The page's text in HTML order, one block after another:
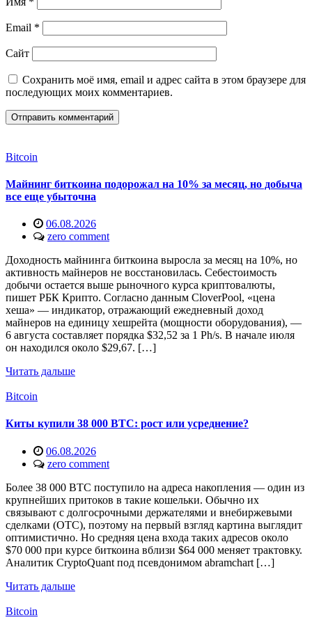
Email *
Сайт
Сохранить моё имя, email и адрес сайта в этом браузере для
последующих моих комментариев.
Bitcoin
Майнинг биткоина подорожал на 10% за месяц, но добыча
все еще убыточна
06.08.2026
zero comment
Доходность майнинга биткоина выросла за месяц на 10%, но
активность майнеров не восстановилась. Себестоимость
добычи остается выше рыночного курса криптовалюты,
пишет РБК Крипто. Согласно данным CloverPool, «цена
хеша» — индикатор, отражающий ежедневный доход
майнеров на единицу хешрейта (мощности оборудования), —
6 августа составляет порядка $32,52 за 1 Ph/s. В начале июля
он находился около $29,67. […]
Читать дальше
Bitcoin
Киты купили 38 000 BTC: рост или усреднение?
06.08.2026
zero comment
Более 38 000 BTC поступило на адреса накопления — один из
крупнейших притоков в такие кошельки. Обычно их
связывают с долгосрочными держателями и внебиржевыми
сделками (OTC), поэтому на первый взгляд картина выглядит
оптимистично. Но средняя цена входа таких адресов около
$70 000 при курсе биткоина вблизи $64 000 меняет трактовку.
Аналитик CryptoQuant под псевдонимом abramchart […]
Читать дальше
Bitcoin